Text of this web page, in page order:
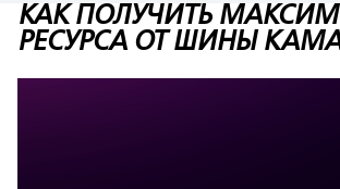
КАК ПОЛУЧИТЬ
РЕСУРСА ОТ ШИНЫ KAMA